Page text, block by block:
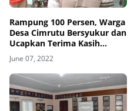
Rampung 100 Persen, Warga
Desa Cimrutu Bersyukur dan
Ucapkan Terima Kasih
Kepada TNI
June 07, 2022